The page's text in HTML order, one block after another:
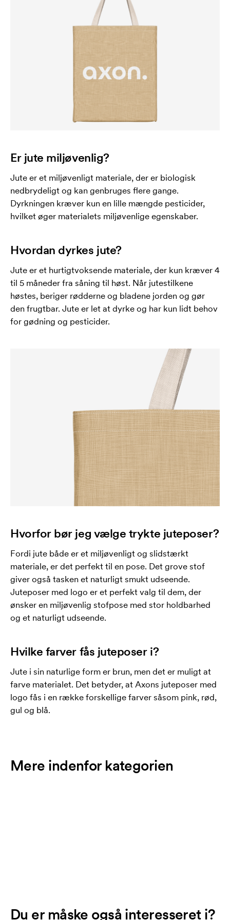
Er jute miljøvenlig?
Jute er et miljøvenligt materiale, der er biologisk
nedbrydeligt og kan genbruges flere gange.
Dyrkningen kræver kun en lille mængde pesticider,
hvilket øger materialets miljøvenlige egenskaber.
Hvordan dyrkes jute?
Jute er et hurtigtvoksende materiale, der kun kræver 4
til 5 måneder fra såning til høst. Når jutestilkene
høstes, beriger rødderne og bladene jorden og gør
den frugtbar. Jute er let at dyrke og har kun lidt behov
for gødning og pesticider.
Hvorfor bør jeg vælge trykte juteposer?
Fordi jute både er et miljøvenligt og slidstærkt
materiale, er det perfekt til en pose. Det grove stof
giver også tasken et naturligt smukt udseende.
Juteposer med logo er et perfekt valg til dem, der
ønsker en miljøvenlig stofpose med stor holdbarhed
og et naturligt udseende.
Hvilke farver fås juteposer i?
Jute i sin naturlige form er brun, men det er muligt at
farve materialet. Det betyder, at Axons juteposer med
logo fås i en række forskellige farver såsom pink, rød,
gul og blå.
Mere indenfor kategorien
Du er måske også interesseret i?